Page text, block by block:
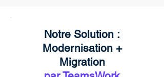
Notre Solution :
Modernisation +
Migration